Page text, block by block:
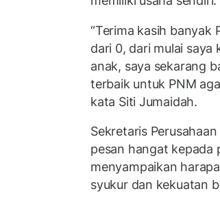
“Terima kasih banyak
dari 0, dari mulai saya
anak, saya sekarang
terbaik untuk PNM
kata Siti Jumaidah.
Sekretaris
pesan hangat kepada
menyampaikan
syukur dan kekuatan